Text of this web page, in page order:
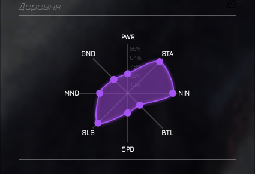
Деревня
80%
64%
48%
32%
16%
PWR
STA
NIN
BTL
SPD
SLS
MND
GND